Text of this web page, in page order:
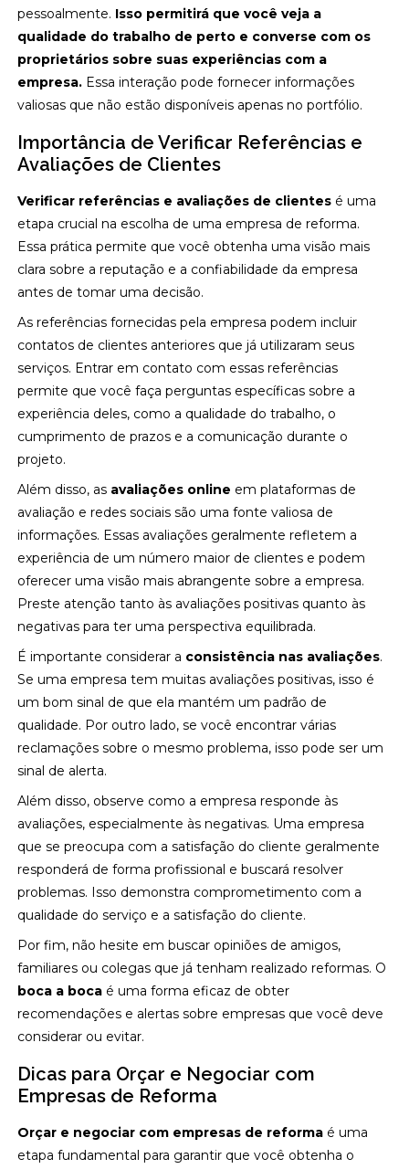
pessoalmente. Isso permitirá que você veja a
qualidade do trabalho de perto e converse com os
proprietários sobre suas experiências com a
empresa. Essa interação pode fornecer informações
valiosas que não estão disponíveis apenas no portfólio.
Importância de Verificar Referências e
Avaliações de Clientes
Verificar referências e avaliações de clientes é uma
etapa crucial na escolha de uma empresa de reforma.
Essa prática permite que você obtenha uma visão mais
clara sobre a reputação e a confiabilidade da empresa
antes de tomar uma decisão.
As referências fornecidas pela empresa podem incluir
contatos de clientes anteriores que já utilizaram seus
serviços. Entrar em contato com essas referências
permite que você faça perguntas específicas sobre a
experiência deles, como a qualidade do trabalho, o
cumprimento de prazos e a comunicação durante o
projeto.
Além disso, as avaliações online em plataformas de
avaliação e redes sociais são uma fonte valiosa de
informações. Essas avaliações geralmente refletem a
experiência de um número maior de clientes e podem
oferecer uma visão mais abrangente sobre a empresa.
Preste atenção tanto às avaliações positivas quanto às
negativas para ter uma perspectiva equilibrada.
É importante considerar a consistência nas avaliações.
Se uma empresa tem muitas avaliações positivas, isso é
um bom sinal de que ela mantém um padrão de
qualidade. Por outro lado, se você encontrar várias
reclamações sobre o mesmo problema, isso pode ser um
sinal de alerta.
Além disso, observe como a empresa responde às
avaliações, especialmente às negativas. Uma empresa
que se preocupa com a satisfação do cliente geralmente
responderá de forma profissional e buscará resolver
problemas. Isso demonstra comprometimento com a
qualidade do serviço e a satisfação do cliente.
Por fim, não hesite em buscar opiniões de amigos,
familiares ou colegas que já tenham realizado reformas. O
boca a boca é uma forma eficaz de obter
recomendações e alertas sobre empresas que você deve
considerar ou evitar.
Dicas para Orçar e Negociar com
Empresas de Reforma
Orçar e negociar com empresas de reforma é uma
etapa fundamental para garantir que você obtenha o